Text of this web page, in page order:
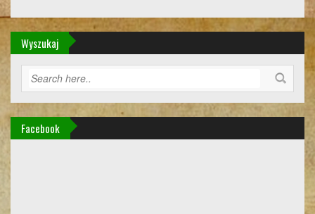
Wyszukaj
Facebook